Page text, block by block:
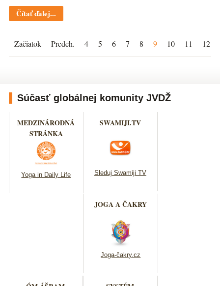
Čítať ďalej...
Začiatok Predch. 4 5 6 7 8 9 10 11 12
Súčasť globálnej komunity JVDŽ
MEDZINÁRODNÁ
STRÁNKA
Yoga in Daily Life
SWAMIJI.TV
Sleduj Swamiji TV
JOGA A ČAKRY
Joga-čakry.cz